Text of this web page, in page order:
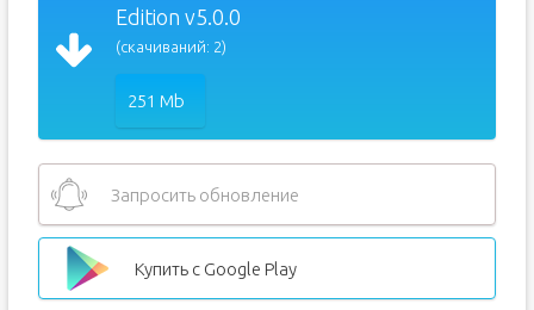
Edition v5.0.0
(скачиваний: 2)
251 Mb
Запросить обновление
Купить с Google Play